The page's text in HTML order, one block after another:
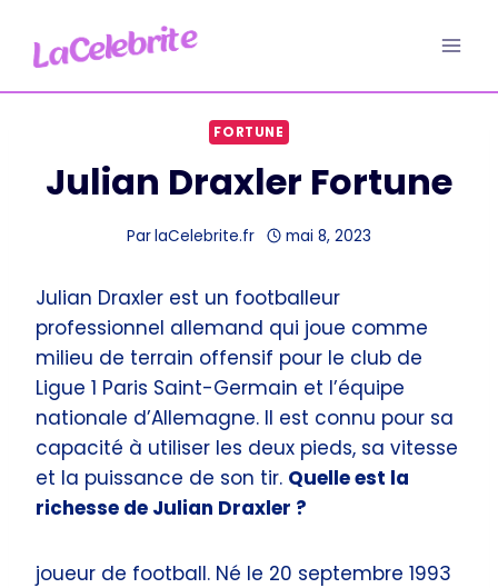
contenu
FORTUNE
Julian Draxler Fortune
ParlaCelebrite.fr mai 8, 2023
Julian Draxler est un footballeur
professionnel allemand qui joue comme
milieu de terrain offensif pour le club de
Ligue 1 Paris Saint-Germain et l’équipe
nationale d’Allemagne. Il est connu pour sa
capacité à utiliser les deux pieds, sa vitesse
et la puissance de son tir. Quelle est la
richesse de Julian Draxler ?
joueur de football. Né le 20 septembre 1993